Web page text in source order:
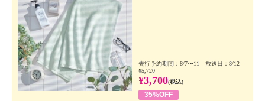
先行予約期間：8/7〜11 放送日：8/12
¥5,720
¥3,700(税込)
35%OFF